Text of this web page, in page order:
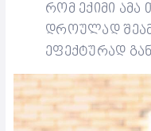
რომ ექიმი ამა
დროულად შეა
ეფექტურად